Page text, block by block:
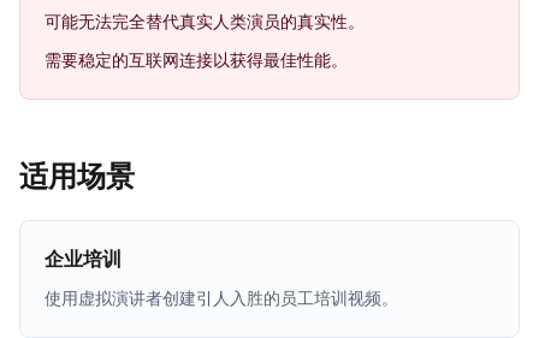
可能无法完全替代真实人类演员的真实性。
需要稳定的互联网连接以获得最佳性能。
适用场景
企业培训
使用虚拟演讲者创建引人入胜的员工培训视频。